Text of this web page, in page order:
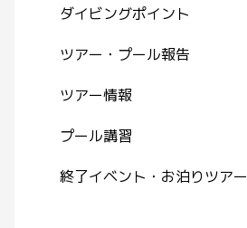
ダイビングポイント
ツアー・プール報告
ツアー情報
プール講習
終了イベント・お泊りツアー